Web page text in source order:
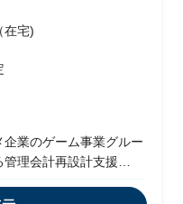
在宅)
企業のゲーム事業グルー
管理会計再設計支援